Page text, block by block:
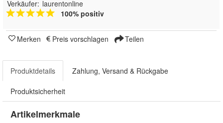
Verkäufer: laurentonline
100% positiv
Merken Preis vorschlagen Teilen
Produktdetails Zahlung, Versand & Rückgabe
Produktsicherheit
Artikelmerkmale